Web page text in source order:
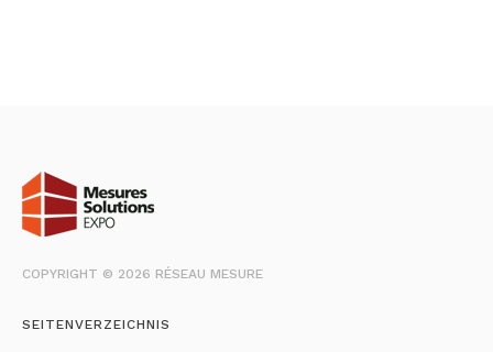
COPYRIGHT © 2026 RÉSEAU MESURE
SEITENVERZEICHNIS